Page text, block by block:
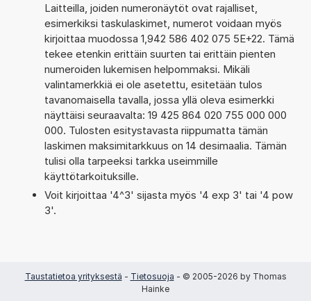
Laitteilla, joiden numeronäytöt ovat rajalliset,
esimerkiksi taskulaskimet, numerot voidaan myös
kirjoittaa muodossa 1,942 586 402 075 5E+22. Tämä
tekee etenkin erittäin suurten tai erittäin pienten
numeroiden lukemisen helpommaksi. Mikäli
valintamerkkiä ei ole asetettu, esitetään tulos
tavanomaisella tavalla, jossa yllä oleva esimerkki
näyttäisi seuraavalta: 19 425 864 020 755 000 000
000. Tulosten esitystavasta riippumatta tämän
laskimen maksimitarkkuus on 14 desimaalia. Tämän
tulisi olla tarpeeksi tarkka useimmille
käyttötarkoituksille.
Voit kirjoittaa '4^3' sijasta myös '4 exp 3' tai '4 pow
3'.
Taustatietoa yrityksestä - Tietosuoja - © 2005-2026 by Thomas
Hainke